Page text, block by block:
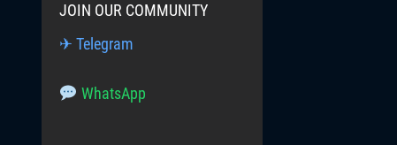
JOIN OUR COMMUNITY
✈ Telegram
WhatsApp